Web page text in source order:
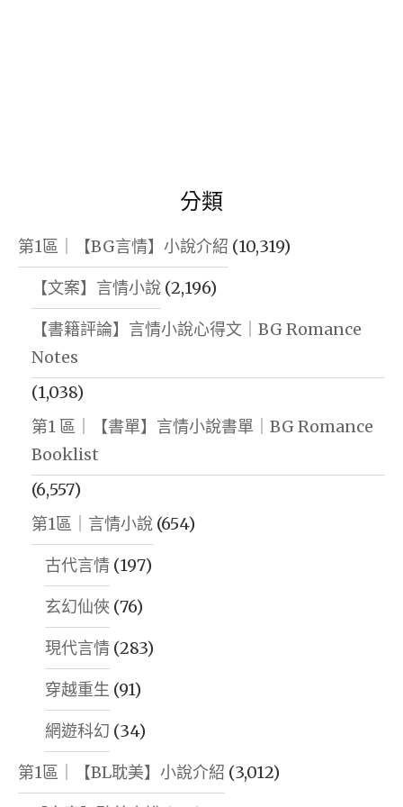
分類
第1區｜【BG言情】小說介紹 (10,319)
【文案】言情小說 (2,196)
【書籍評論】言情小說心得文｜BG Romance
Notes
(1,038)
第1 區｜【書單】言情小說書單｜BG Romance
Booklist
(6,557)
第1區｜言情小說 (654)
古代言情 (197)
玄幻仙俠 (76)
現代言情 (283)
穿越重生 (91)
網遊科幻 (34)
第1區｜【BL耽美】小說介紹 (3,012)